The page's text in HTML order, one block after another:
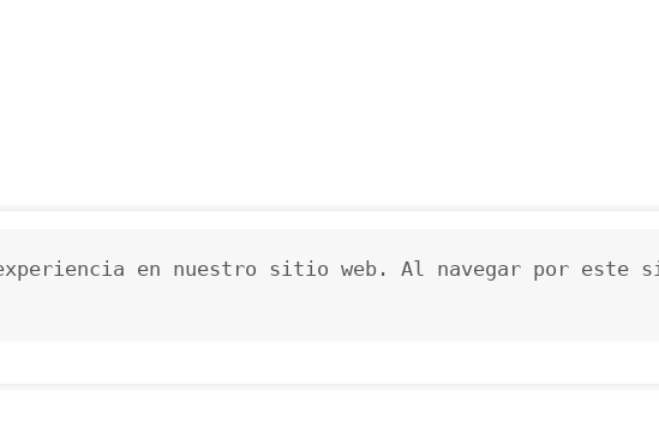
en nuestro sitio web. Al navegar por este